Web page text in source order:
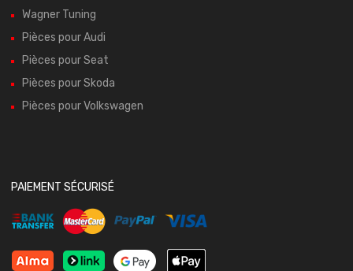
Wagner Tuning
Pièces pour Audi
Pièces pour Seat
Pièces pour Skoda
Pièces pour Volkswagen
PAIEMENT SÉCURISÉ